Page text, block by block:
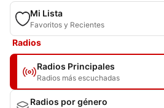
Mi Lista
Favoritos y Recientes
Radios
Radios Principales
Radios más escuchadas
Radios por género